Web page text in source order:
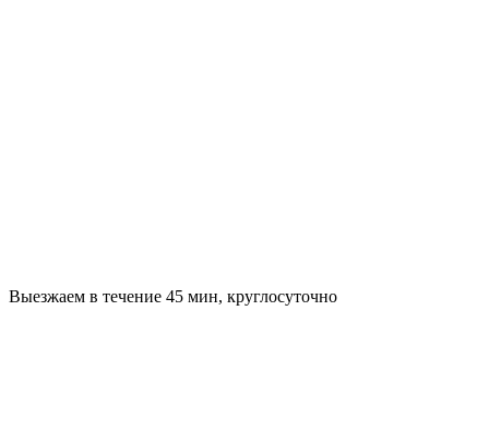
Выезжаем в течение 45 мин, круглосуточно